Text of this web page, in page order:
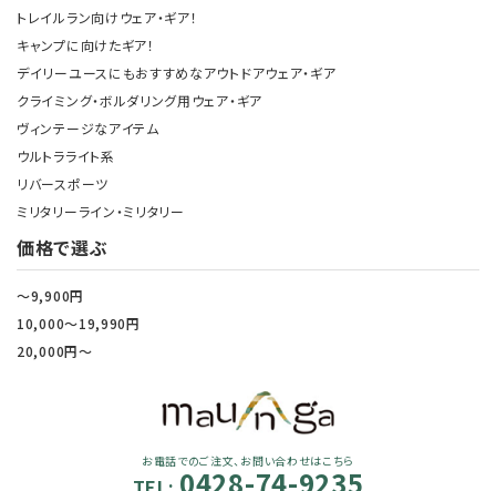
トレイルラン向けウェア・ギア！
キャンプに向けたギア！
デイリーユースにもおすすめなアウトドアウェア・ギア
クライミング・ボルダリング用ウェア・ギア
ヴィンテージなアイテム
ウルトラライト系
リバースポーツ
ミリタリーライン・ミリタリー
価格で選ぶ
～9,900円
10,000～19,990円
20,000円～
お電話でのご注文、お問い合わせはこちら
0428-74-9235